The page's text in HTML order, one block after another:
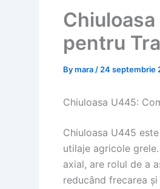
pentru
Bymara / 24 septembrie
Chiuloasa U445:
Chiuloasa U445
utilaje agricole
axial, are rolul de a
reducând frecarea